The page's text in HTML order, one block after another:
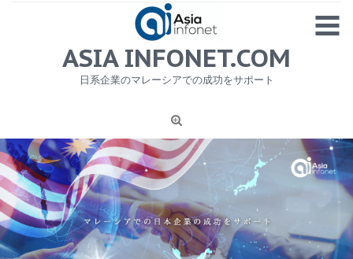
MENU
1
ニュース
労務サービス
プライバシーポリシー及び著作権について
お問合せ
ASIA INFONET.COM
日系企業のマレーシアでの成功をサポート